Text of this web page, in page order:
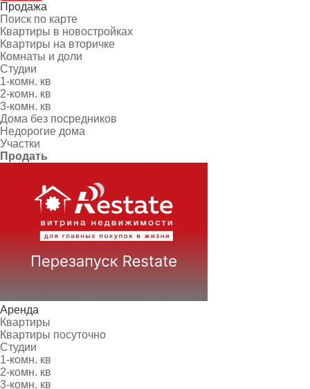
Продажа
Поиск по карте
Квартиры в новостройках
Квартиры на вторичке
Комнаты и доли
Студии
1-комн. кв
2-комн. кв
3-комн. кв
Дома без посредников
Недорогие дома
Участки
Продать
Аренда
Квартиры
Квартиры посуточно
Студии
1-комн. кв
2-комн. кв
3-комн. кв